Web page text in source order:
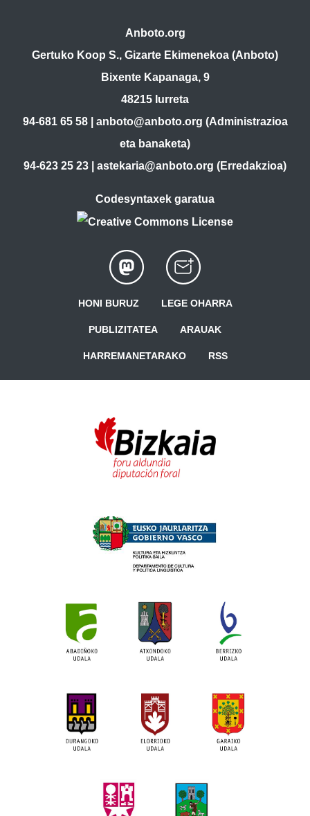
Anboto.org
Gertuko Koop S., Gizarte Ekimenekoa (Anboto)
Bixente Kapanaga, 9
48215 Iurreta
94-681 65 58 | anboto@anboto.org (Administrazioa
eta banaketa)
94-623 25 23 | astekaria@anboto.org (Erredakzioa)
Codesyntaxek garatua
HONI BURUZ LEGE OHARRA
PUBLIZITATEA ARAUAK
HARREMANETARAKO RSS